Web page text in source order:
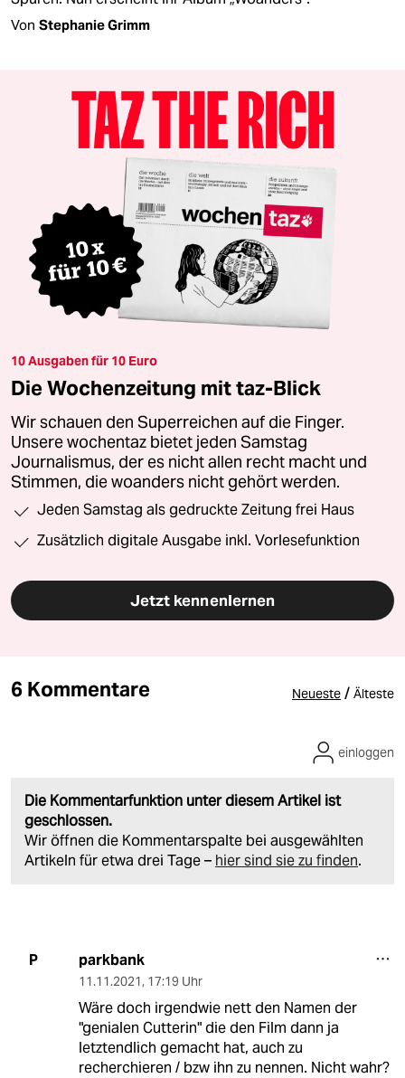
Von Stephanie Grimm
10 Ausgaben für 10 Euro
Die Wochenzeitung mit taz-Blick
Wir schauen den Superreichen auf die Finger.
Unsere wochentaz bietet jeden Samstag
Journalismus, der es nicht allen recht macht und
Stimmen, die woanders nicht gehört werden.
Jeden Samstag als gedruckte Zeitung frei Haus
Zusätzlich digitale Ausgabe inkl. Vorlesefunktion
Jetzt kennenlernen
6 Kommentare Neueste / Älteste
Die Kommentarfunktion unter diesem Artikel ist
geschlossen.
Wir öffnen die Kommentarspalte bei ausgewählten
Artikeln für etwa drei Tage – hier sind sie zu finden.
einloggen
P parkbank
11.11.2021, 17:19 Uhr
Wäre doch irgendwie nett den Namen der
"genialen Cutterin" die den Film dann ja
letztendlich gemacht hat, auch zu
recherchieren / bzw ihn zu nennen. Nicht wahr?